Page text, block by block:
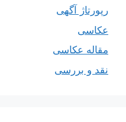
رپورتاژ آگهی
عکاسی
مقاله عکاسی
نقد و بررسی